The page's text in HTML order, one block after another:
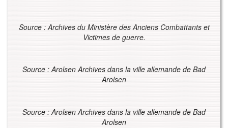
Source : Archives du Ministère des Anciens Combattants et
Victimes de guerre.
Source : Arolsen Archives dans la ville allemande de Bad
Arolsen
Source : Arolsen Archives dans la ville allemande de Bad
Arolsen